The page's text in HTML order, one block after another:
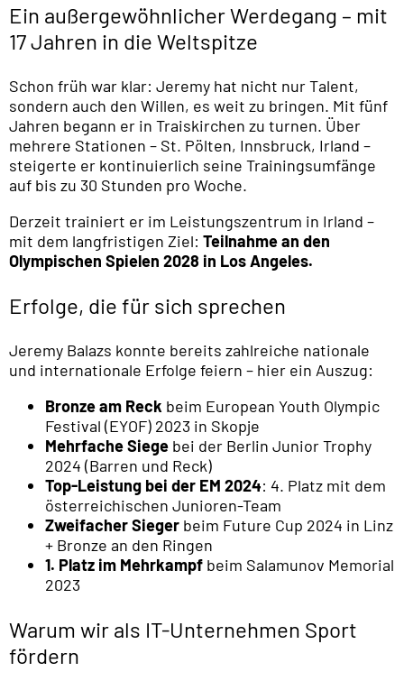
Ein außergewöhnlicher Werdegang – mit
17 Jahren in die Weltspitze
Schon früh war klar: Jeremy hat nicht nur Talent,
sondern auch den Willen, es weit zu bringen. Mit fünf
Jahren begann er in Traiskirchen zu turnen. Über
mehrere Stationen – St. Pölten, Innsbruck, Irland –
steigerte er kontinuierlich seine Trainingsumfänge
auf bis zu 30 Stunden pro Woche.
Derzeit trainiert er im Leistungszentrum in Irland –
mit dem langfristigen Ziel: Teilnahme an den
Olympischen Spielen 2028 in Los Angeles.
Erfolge, die für sich sprechen
Jeremy Balazs konnte bereits zahlreiche nationale
und internationale Erfolge feiern – hier ein Auszug:
Bronze am Reck beim European Youth Olympic
Festival (EYOF) 2023 in Skopje
Mehrfache Siege bei der Berlin Junior Trophy
2024 (Barren und Reck)
Top-Leistung bei der EM 2024: 4. Platz mit dem
österreichischen Junioren-Team
Zweifacher Sieger beim Future Cup 2024 in Linz
+ Bronze an den Ringen
1. Platz im Mehrkampf beim Salamunov Memorial
2023
Warum wir als IT-Unternehmen Sport
fördern